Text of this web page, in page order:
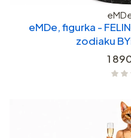
eMDe, figurka -
zodiaku
1